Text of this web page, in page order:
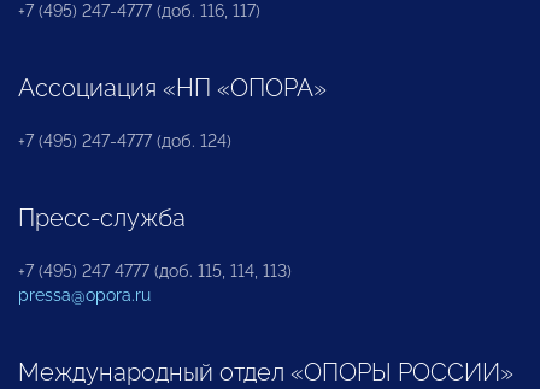
+7 (495) 247-4777 (доб. 116, 117)
Ассоциация «НП «ОПОРА»
+7 (495) 247-4777 (доб. 124)
Пресс-служба
+7 (495) 247 4777 (доб. 115, 114, 113)
pressa@opora.ru
Международный отдел «ОПОРЫ РОССИИ»